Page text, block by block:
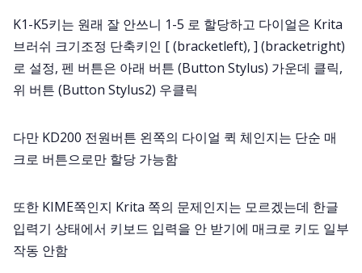
K1-K5키는 원래 잘 안쓰니 1-5 로 할당하고 다이얼은 Krita
브러쉬 크기조정 단축키인 [ (bracketleft), ] (bracketright)
로 설정, 펜 버튼은 아래 버튼 (Button Stylus) 가운데 클릭,
위 버튼 (Button Stylus2) 우클릭
다만 KD200 전원버튼 왼쪽의 다이얼 퀵 체인지는 단순 매
크로 버튼으로만 할당 가능함
또한 KIME쪽인지 Krita 쪽의 문제인지는 모르겠는데 한글
입력기 상태에서 키보드 입력을 안 받기에 매크로 키도 일부
작동 안함